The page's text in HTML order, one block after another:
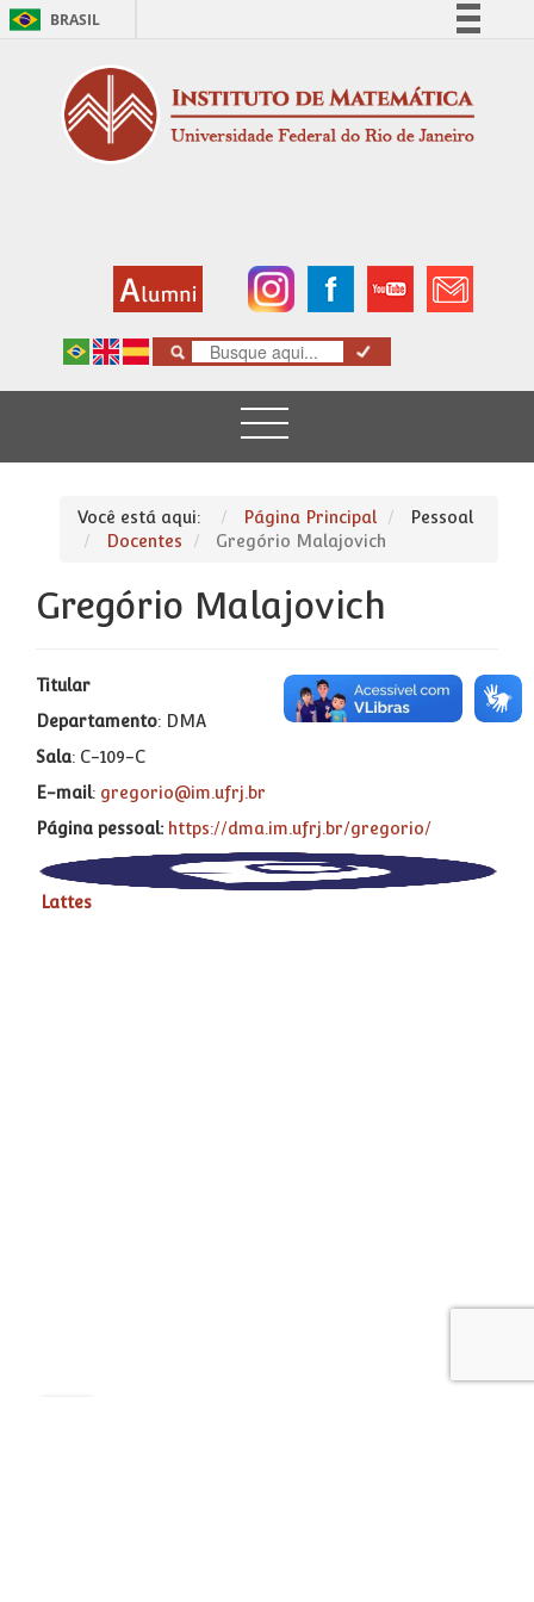
BRASIL
Comunica BR
Participe
Você está aqui: Página Principal
Pessoal
Docentes
Gregório Malajovich
Gregório Malajovich
Titular
Departamento: DMA
Sala: C-109-C
E-mail: gregorio@im.ufrj.br
Página pessoal: https://dma.im.ufrj.br/gregorio/
Lattes